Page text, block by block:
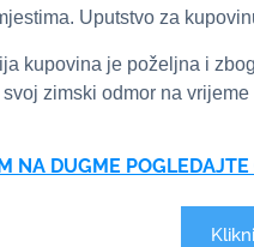
Uputstvo za
kupovina je poželjna i
zimski odmor na
NA DUGME